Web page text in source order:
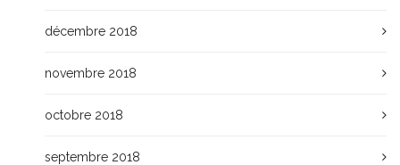
décembre 2018
novembre 2018
octobre 2018
septembre 2018